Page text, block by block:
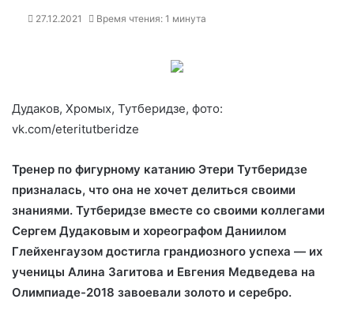
27.12.2021 Время чтения: 1 минута
Дудаков, Хромых, Тутберидзе, фото:
vk.com/eteritutberidze
Тренер по фигурному катанию Этери Тутберидзе
призналась, что она не хочет делиться своими
знаниями. Тутберидзе вместе со своими коллегами
Сергем Дудаковым и хореографом Даниилом
Глейхенгаузом достигла грандиозного успеха — их
ученицы Алина Загитова и Евгения Медведева на
Олимпиаде-2018 завоевали золото и серебро.